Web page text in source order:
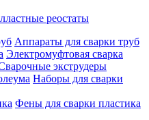
реостаты
Аппараты для сварки труб
Электромуфтовая сварка
экструдеры
Наборы для сварки
Фены для сварки пластика